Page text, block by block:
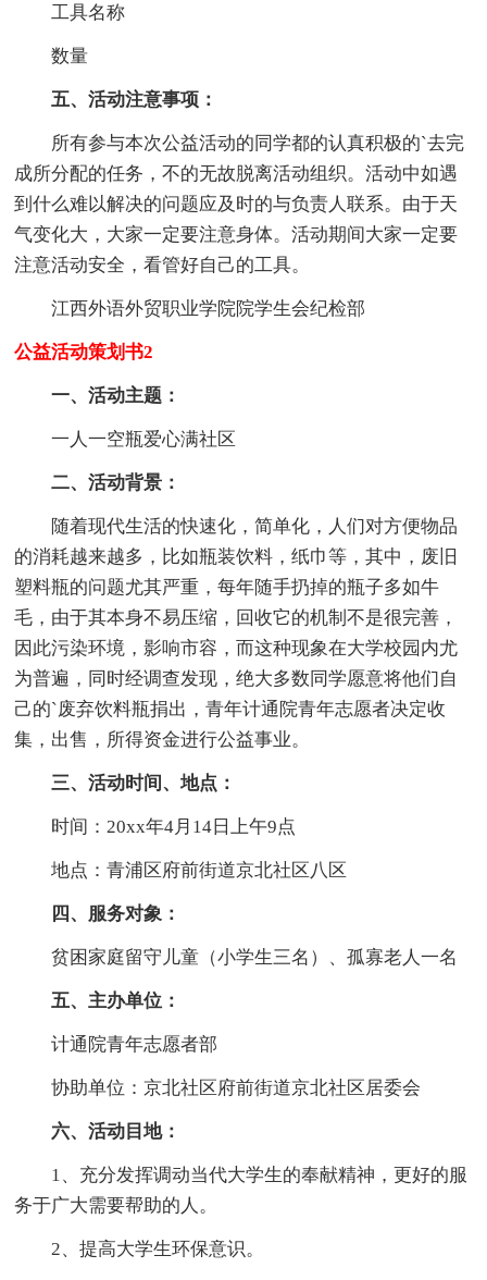
工具名称
数量
五、活动注意事项：
所有参与本次公益活动的同学都的认真积极的`去完
成所分配的任务，不的无故脱离活动组织。活动中如遇
到什么难以解决的问题应及时的与负责人联系。由于天
气变化大，大家一定要注意身体。活动期间大家一定要
注意活动安全，看管好自己的工具。
江西外语外贸职业学院院学生会纪检部
公益活动策划书2
一、活动主题：
一人一空瓶爱心满社区
二、活动背景：
随着现代生活的快速化，简单化，人们对方便物品
的消耗越来越多，比如瓶装饮料，纸巾等，其中，废旧
塑料瓶的问题尤其严重，每年随手扔掉的瓶子多如牛
毛，由于其本身不易压缩，回收它的机制不是很完善，
因此污染环境，影响市容，而这种现象在大学校园内尤
为普遍，同时经调查发现，绝大多数同学愿意将他们自
己的`废弃饮料瓶捐出，青年计通院青年志愿者决定收
集，出售，所得资金进行公益事业。
三、活动时间、地点：
时间：20xx年4月14日上午9点
地点：青浦区府前街道京北社区八区
四、服务对象：
贫困家庭留守儿童（小学生三名）、孤寡老人一名
五、主办单位：
计通院青年志愿者部
协助单位：京北社区府前街道京北社区居委会
六、活动目地：
1、充分发挥调动当代大学生的奉献精神，更好的服
务于广大需要帮助的人。
2、提高大学生环保意识。